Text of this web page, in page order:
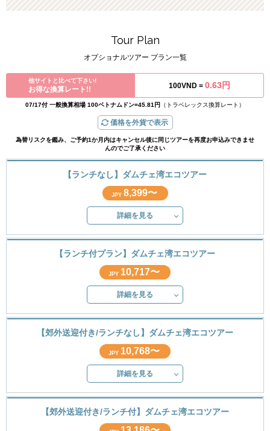
Tour Plan
オプショナルツアー プラン一覧
他サイトと比べて下さい!
お得な換算レート!! 100VND = 0.63円
07/17付 一般換算相場 100ベトナムドン=45.81円 （トラベレックス換算レート）
価格を外貨で表示
為替リスクを鑑み、ご予約1か月内はキャンセル後に同じツアーを再度お申込みできませ
んのでご了承ください
【ランチなし】ダムチェ湾エコツアー
JPY 8,399〜
詳細を見る
【ランチ付プラン】ダムチェ湾エコツアー
JPY 10,717〜
詳細を見る
【郊外送迎付き/ランチなし】ダムチェ湾エコツアー
JPY 10,768〜
詳細を見る
【郊外送迎付き/ランチ付】ダムチェ湾エコツアー